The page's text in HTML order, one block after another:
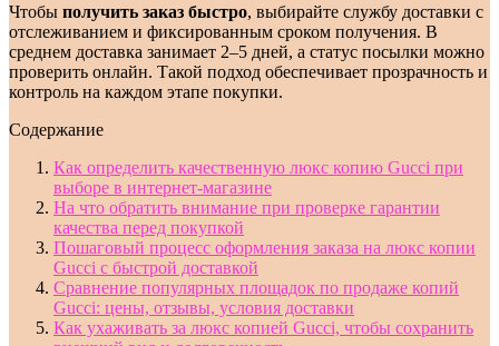
Чтобы получить заказ быстро, выбирайте службу доставки с
отслеживанием и фиксированным сроком получения. В
среднем доставка занимает 2–5 дней, а статус посылки можно
проверить онлайн. Такой подход обеспечивает прозрачность и
контроль на каждом этапе покупки.
Содержание
Как определить качественную люкс копию Gucci при
выборе в интернет-магазине
На что обратить внимание при проверке гарантии
качества перед покупкой
Пошаговый процесс оформления заказа на люкс копии
Gucci с быстрой доставкой
Сравнение популярных площадок по продаже копий
Gucci: цены, отзывы, условия доставки
Как ухаживать за люкс копией Gucci, чтобы сохранить